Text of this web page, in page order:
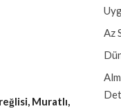
Muratlı,
Az